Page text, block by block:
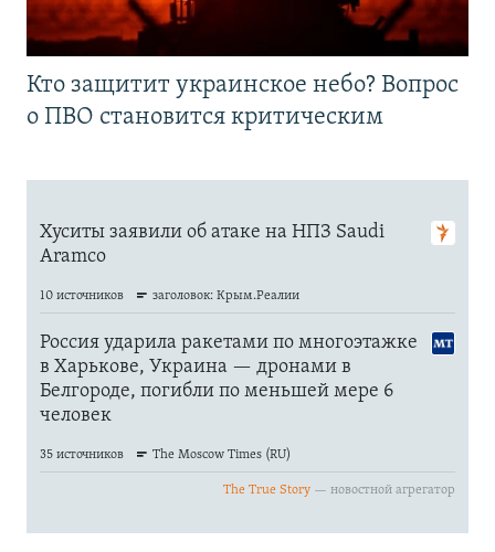
Кто защитит украинское небо? Вопрос
о ПВО становится критическим